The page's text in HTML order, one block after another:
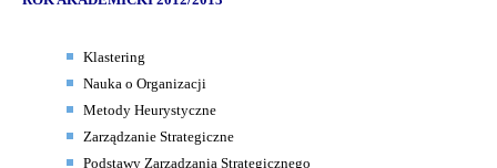
Klastering
Nauka o Organizacji
Metody Heurystyczne
Zarządzanie Strategiczne
Podstawy Zarządzania Strategicznego